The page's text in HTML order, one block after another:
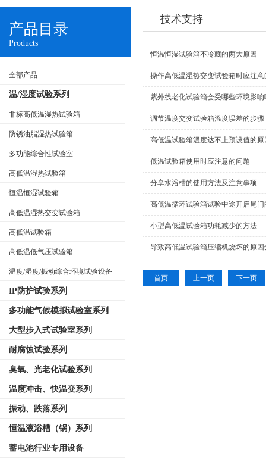
产品目录
Products
全部产品
温/湿度试验系列
非标高低温湿热试验箱
防锈油脂湿热试验箱
多功能综合性试验室
高低温湿热试验箱
恒温恒湿试验箱
高低温湿热交变试验箱
高低温试验箱
高低温低气压试验箱
温度/湿度/振动综合环境试验设备
IP防护试验系列
多功能气候模拟试验室系列
大型步入式试验室系列
耐腐蚀试验系列
臭氧、光老化试验系列
温度冲击、快温变系列
振动、跌落系列
恒温液浴槽（锅）系列
蓄电池行业专用设备
技术支持
恒温恒湿试验箱不冷藏的两大原因
操作高低温湿热交变试验箱时应注
紫外线老化试验箱会受哪些环境影响
调节温度交变试验箱溫度误差的步骤
高低温试验箱溫度达不上预设值的
低温试验箱使用时应注意的问题
分享水浴槽的使用方法及注意事项
高低温循环试验箱试验中途开启尾门
小型高低温试验箱功耗减少的方法
导致高低温试验箱压缩机烧坏的原因
首页 上一页 下一页